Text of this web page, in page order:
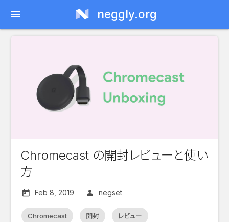
menu neggly.org
Chromecast の開封レビューと使い
方
Feb 8, 2019 negset
Chromecast 開封 レビュー